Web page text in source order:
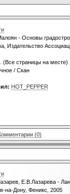
- Основы
Издательство
(Все страницы на месте)
/ Скан
HOT_PEPPER
(0)
Е.В.Лазарева -
на-Дону, Феникс, 2005